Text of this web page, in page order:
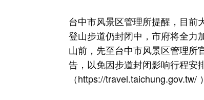
台中市风景区管理所提醒，目前
登山步道仍封闭中，市府将全力
山前，先至台中市风景区管理所
告，以免因步道封闭影响行程安
（https://travel.taichung.gov.tw/